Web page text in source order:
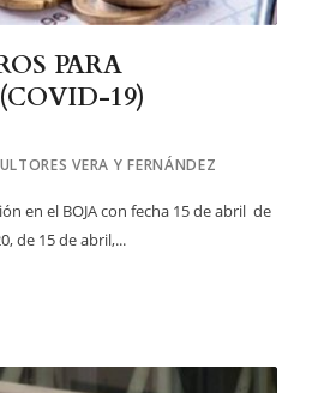
PARA
19)
VERA Y FERNÁNDEZ
en el BOJA con fecha 15 de abril de
de 15 de abril,...